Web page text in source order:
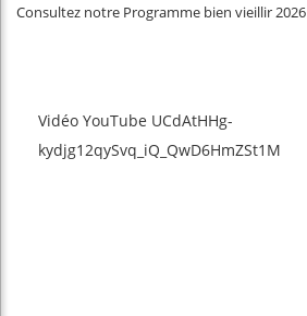
Consultez notre Programme bien vieillir 2026
Vidéo YouTube UCdAtHHg-
kydjg12qySvq_iQ_QwD6HmZSt1M